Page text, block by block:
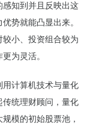
知到并且反映出这
势就能凸显出来。
小、投资组合较为
为灵活。
计算机技术与量化
统理财顾问，量化
模的初始股票池，